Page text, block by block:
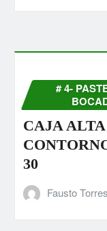
# 4-
CAJA ALTA
30
Fausto